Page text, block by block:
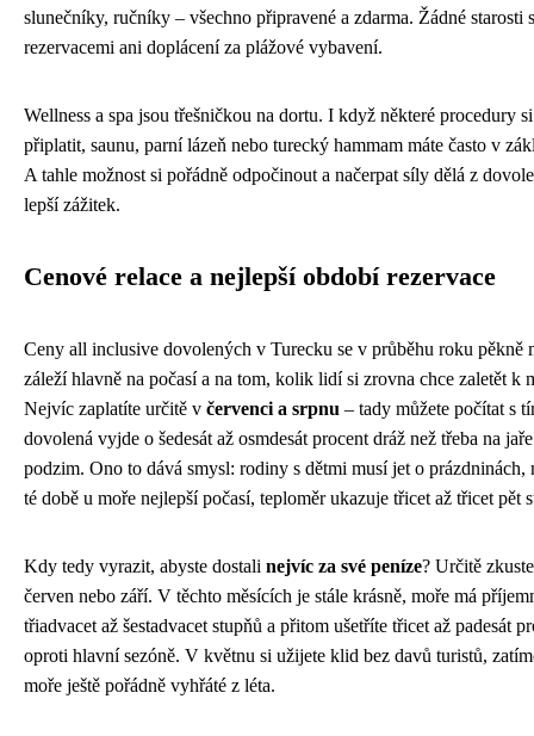
slunečníky, ručníky – všechno připravené a zdarma. Žádné starosti s
rezervacemi ani doplácení za plážové vybavení.
Wellness a spa jsou třešničkou na dortu. I když některé procedury
připlatit, saunu, parní lázeň nebo turecký hammam máte často v
A tahle možnost si pořádně odpočinout a načerpat síly dělá z
lepší zážitek.
Cenové relace a nejlepší období rezervace
Ceny all inclusive dovolených v Turecku se v průběhu roku pěkně
záleží hlavně na počasí a na tom, kolik lidí si zrovna chce zaletět k
Nejvíc zaplatíte určitě v červenci a srpnu – tady můžete počítat s
dovolená vyjde o šedesát až osmdesát procent dráž než třeba na
podzim. Ono to dává smysl: rodiny s dětmi musí jet o prázdninách,
té době u moře nejlepší počasí, teploměr ukazuje třicet až třicet pět
Kdy tedy vyrazit, abyste dostali nejvíc za své peníze? Určitě
červen nebo září. V těchto měsících je stále krásně, moře má
třiadvacet až šestadvacet stupňů a přitom ušetříte třicet až padesát
oproti hlavní sezóně. V květnu si užijete klid bez davů turistů,
moře ještě pořádně vyhřáté z léta.